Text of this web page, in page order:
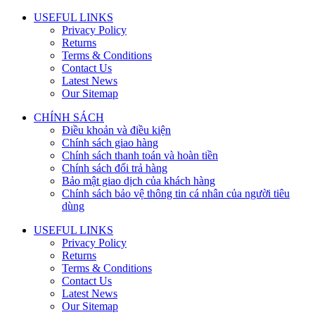
USEFUL LINKS
Privacy Policy
Returns
Terms & Conditions
Contact Us
Latest News
Our Sitemap
CHÍNH SÁCH
Điều khoản và điều kiện
Chính sách giao hàng
Chính sách thanh toán và hoàn tiền
Chính sách đổi trả hàng
Bảo mật giao dịch của khách hàng
Chính sách bảo vệ thông tin cá nhân của người tiêu
dùng
USEFUL LINKS
Privacy Policy
Returns
Terms & Conditions
Contact Us
Latest News
Our Sitemap